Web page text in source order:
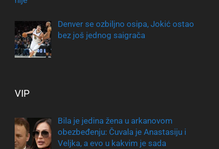
Denver se ozbiljno osipa, Jokić ostao
bez još jednog saigrača
VIP
Bila je jedina žena u arkanovom
obezbeđenju: Čuvala je Anastasiju i
Veljka, a evo u kakvim je sada